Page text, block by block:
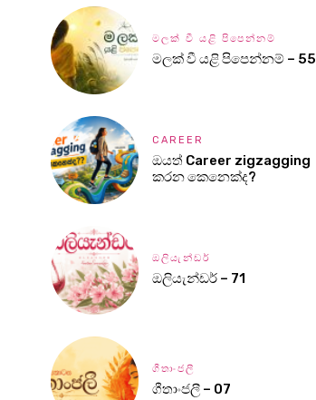
මලක් වී යළි පිපෙන්නම්
මලක් වී යළි පිපෙන්නම් – 55
CAREER
ඔයත් Career zigzagging
කරන කෙනෙක්ද?
ඔලියැන්ඩර්
ඔලියැන්ඩර් – 71
ගීතාංජලී
ගීතාංජලී – 07